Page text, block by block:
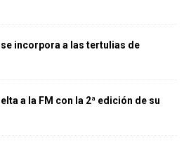
incorpora a las tertulias de
a la FM con la 2ª edición de su